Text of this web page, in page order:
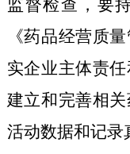
监督检查，要
《药品经营质
实企业主体责
建立和完善相
活动数据和记录